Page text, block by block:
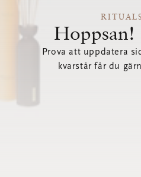
Hoppsan!
Prova att uppdatera
kvarstår får du